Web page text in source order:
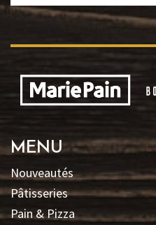
MENU
Nouveautés
Pâtisseries
Pain & Pizza